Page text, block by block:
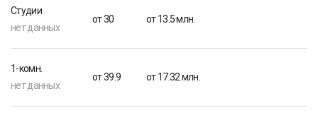
Студии
нет данных
от 30 от 13.5 млн.
1-комн.
нет данных
от 39.9 от 17.32 млн.